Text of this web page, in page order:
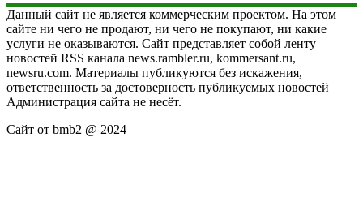
Данный сайт не является коммерческим проектом. На этом
сайте ни чего не продают, ни чего не покупают, ни какие
услуги не оказываются. Сайт представляет собой ленту
новостей RSS канала news.rambler.ru, kommersant.ru,
newsru.com. Материалы публикуются без искажения,
ответственность за достоверность публикуемых новостей
Администрация сайта не несёт.
Сайт от bmb2 @ 2024